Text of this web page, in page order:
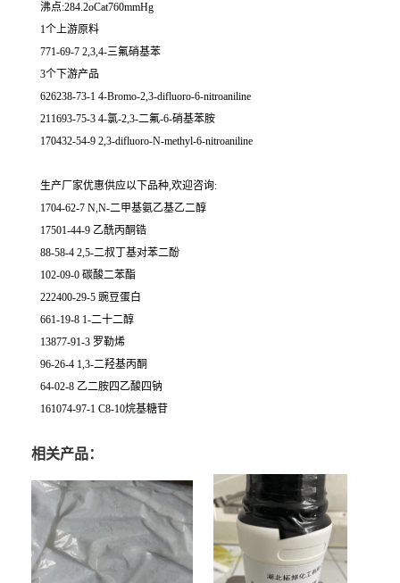
沸点:284.2oCat760mmHg
1个上游原料
771-69-7 2,3,4-三氟硝基苯
3个下游产品
626238-73-1 4-Bromo-2,3-difluoro-6-nitroaniline
211693-75-3 4-氯-2,3-二氟-6-硝基苯胺
170432-54-9 2,3-difluoro-N-methyl-6-nitroaniline
生产厂家优惠供应以下品种,欢迎咨询:
1704-62-7 N,N-二甲基氨乙基乙二醇
17501-44-9 乙酰丙酮锆
88-58-4 2,5-二叔丁基对苯二酚
102-09-0 碳酸二苯酯
222400-29-5 豌豆蛋白
661-19-8 1-二十二醇
13877-91-3 罗勒烯
96-26-4 1,3-二羟基丙酮
64-02-8 乙二胺四乙酸四钠
161074-97-1 C8-10烷基糖苷
相关产品：